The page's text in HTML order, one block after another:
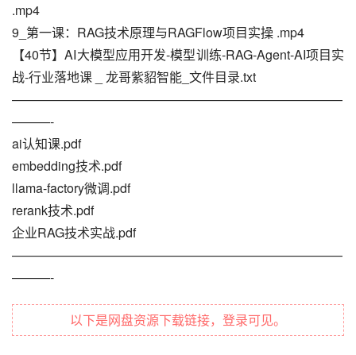
.mp4
9_第一课：RAG技术原理与RAGFlow项目实操 .mp4
【40节】AI大模型应用开发-模型训练-RAG-Agent-AI项目实
战-行业落地课 _ 龙哥紫貂智能_文件目录.txt
——————————————————————————
———-
ai认知课.pdf
embedding技术.pdf
llama-factory微调.pdf
rerank技术.pdf
企业RAG技术实战.pdf
——————————————————————————
———-
以下是网盘资源下载链接，登录可见。